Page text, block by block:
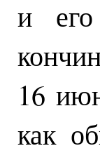
и его
16
как